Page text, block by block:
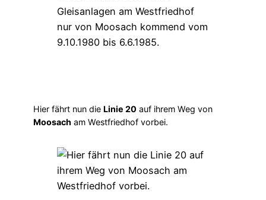
Hier fährt nun die Linie 20 auf ihrem Weg von
Moosach am Westfriedhof vorbei.